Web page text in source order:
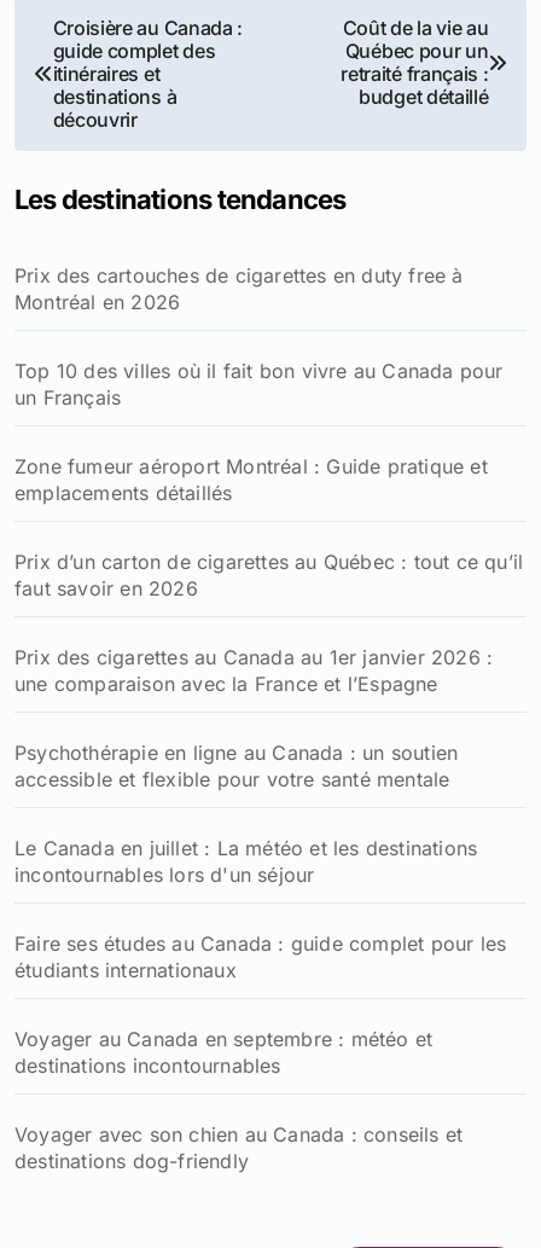
Navigation
de
l’article
Croisière au Canada :
guide complet des
itinéraires et
destinations à
découvrir
Coût de la vie au
Québec pour un
retraité français :
budget détaillé
Les destinations tendances
Prix des cartouches de cigarettes en duty free à
Montréal en 2026
Top 10 des villes où il fait bon vivre au Canada pour
un Français
Zone fumeur aéroport Montréal : Guide pratique et
emplacements détaillés
Prix d’un carton de cigarettes au Québec : tout ce qu’il
faut savoir en 2026
Prix des cigarettes au Canada au 1er janvier 2026 :
une comparaison avec la France et l’Espagne
Psychothérapie en ligne au Canada : un soutien
accessible et flexible pour votre santé mentale
Le Canada en juillet : La météo et les destinations
incontournables lors d'un séjour
Faire ses études au Canada : guide complet pour les
étudiants internationaux
Voyager au Canada en septembre : météo et
destinations incontournables
Voyager avec son chien au Canada : conseils et
destinations dog-friendly